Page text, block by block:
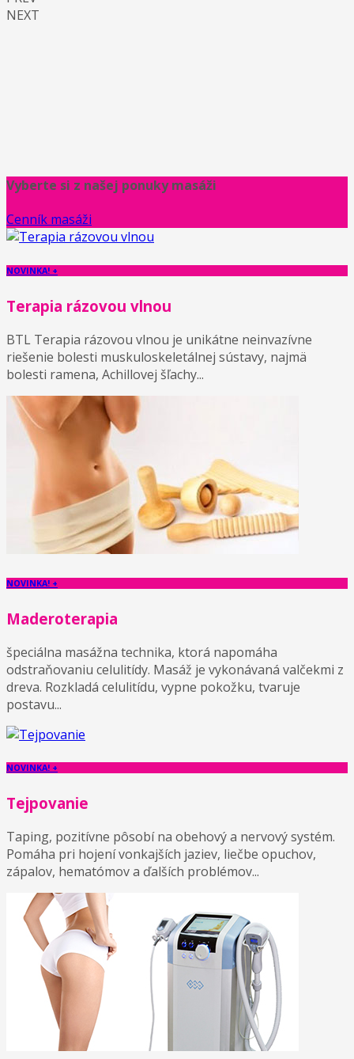
NEXT
Vyberte si z našej ponuky masáži
Cenník masáži
NOVINKA! +
Terapia rázovou vlnou
BTL Terapia rázovou vlnou je unikátne neinvazívne
riešenie bolesti muskuloskeletálnej sústavy, najmä
bolesti ramena, Achillovej šľachy...
NOVINKA! +
Maderoterapia
špeciálna masážna technika, ktorá napomáha
odstraňovaniu celulitídy. Masáž je vykonávaná valčekmi z
dreva. Rozkladá celulitídu, vypne pokožku, tvaruje
postavu...
NOVINKA! +
Tejpovanie
Taping, pozitívne pôsobí na obehový a nervový systém.
Pomáha pri hojení vonkajších jaziev, liečbe opuchov,
zápalov, hematómov a ďalších problémov...